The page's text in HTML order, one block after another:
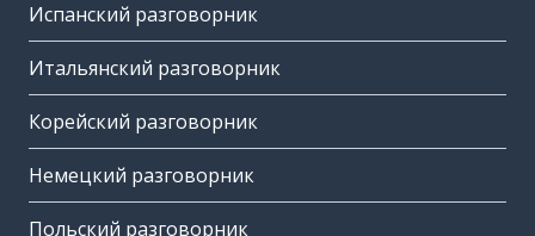
Испанский разговорник
Итальянский разговорник
Корейский разговорник
Немецкий разговорник
Польский разговорник